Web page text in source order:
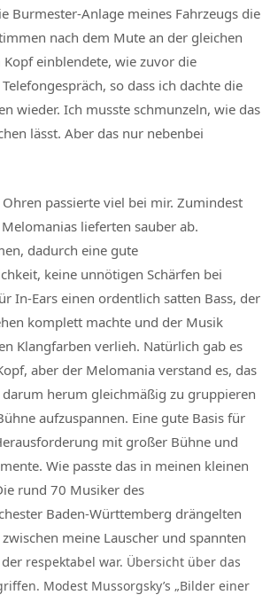
Burmester-Anlage meines Fahrzeugs die
nach dem Mute an der gleichen
einblendete, wie zuvor die
so dass ich dachte die
wieder. Ich musste schmunzeln, wie das
lässt. Aber das nur nebenbei
Ohren passierte viel bei mir. Zumindest
lieferten sauber ab.
dadurch eine gute
keine unnötigen Schärfen bei
In-Ears einen ordentlich satten Bass, der
komplett machte und der Musik
Klangfarben verlieh. Natürlich gab es
aber der Melomania verstand es, das
darum herum gleichmäßig zu gruppieren
aufzuspannen. Eine gute Basis für
mit großer Bühne und
Wie passte das in meinen kleinen
rund 70 Musiker des
Baden-Württemberg drängelten
meine Lauscher und spannten
respektabel war. Übersicht über das
Modest Mussorgsky’s „Bilder einer